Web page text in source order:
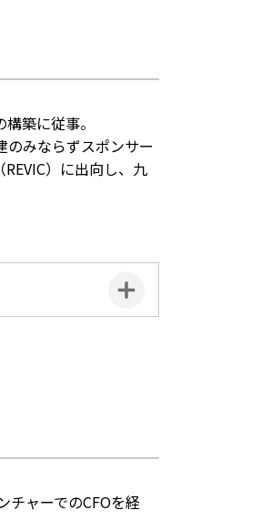
築に従事。
みならずスポンサー
）に出向し、九
チャーでのCFOを経